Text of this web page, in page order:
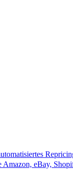
Amazon, eBay,